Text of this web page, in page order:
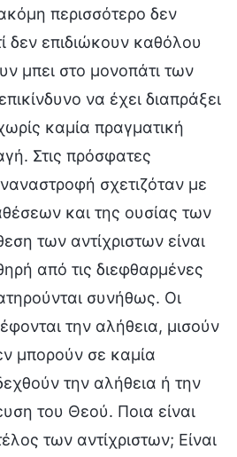
περισσότερο δεν
δεν επιδιώκουν καθόλου
μπει στο μονοπάτι των
να έχει διαπράξει
καμία πραγματική
Στις πρόσφατες
σχετιζόταν με
και της ουσίας των
των αντίχριστων είναι
από τις διεφθαρμένες
συνήθως. Οι
την αλήθεια, μισούν
μπορούν σε καμία
την αλήθεια ή την
του Θεού. Ποια είναι
των αντίχριστων; Είναι